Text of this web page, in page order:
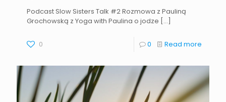
Podcast Slow Sisters Talk #2 Rozmowa z Pauliną
Grochowską z Yoga with Paulina o jodze […]
0 0 Read more